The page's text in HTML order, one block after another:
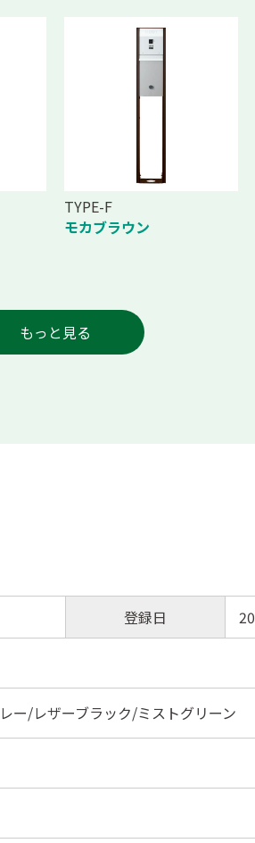
TYPE-F
モカブラウン
もっと見る
登録日
ー/レザーブラック/ミストグリーン